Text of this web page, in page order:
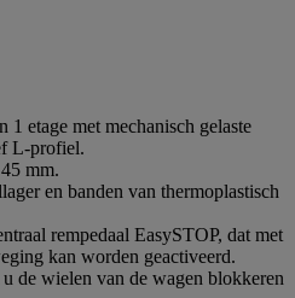
1 etage met mechanisch gelaste
L-profiel.
mm.
en banden van thermoplastisch
rempedaal EasySTOP, dat met
kan worden geactiveerd.
de wielen van de wagen blokkeren